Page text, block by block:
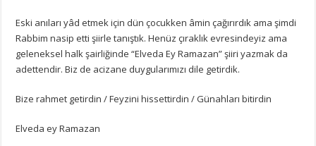
Eski anıları yâd etmek için dün çocukken âmin çağırırdık ama şimdi
Rabbim nasip etti şiirle tanıştık. Henüz çıraklık evresindeyiz ama
geleneksel halk şairliğinde “Elveda Ey Ramazan” şiiri yazmak da
adettendir. Biz de acizane duygularımızı dile getirdik.
Bize rahmet getirdin / Feyzini hissettirdin / Günahları bitirdin
Elveda ey Ramazan